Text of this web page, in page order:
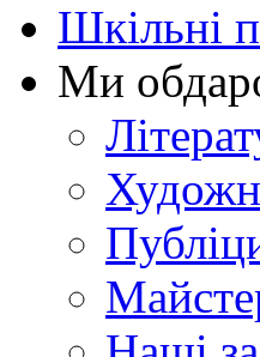
Шкільні
Ми